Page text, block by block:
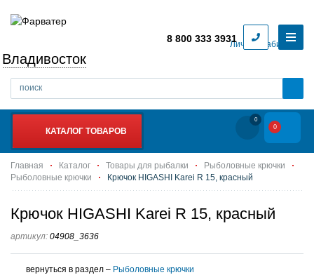
Личный кабинет
Владивосток
8 800 333 3931
КАТАЛОГ ТОВАРОВ
0
0
Главная Каталог Товары для рыбалки
Рыболовные крючки
Рыболовные крючки
Крючок HIGASHI Karei R 15, красный
Крючок HIGASHI Karei R 15, красный
артикул: 04908_3636
вернуться в раздел – Рыболовные крючки